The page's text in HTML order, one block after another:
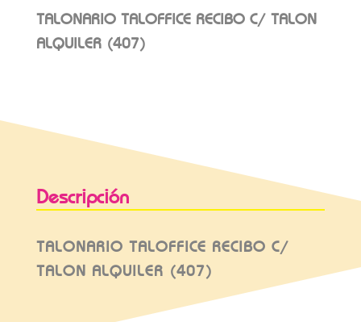
TALONARIO TALOFFICE RECIBO C/ TALON
ALQUILER (407)
Descripción
TALONARIO TALOFFICE RECIBO C/
TALON ALQUILER (407)